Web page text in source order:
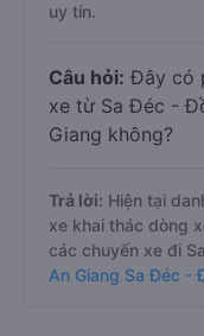
uy tín.
Câu hỏi: Đây có
xe từ Sa Đéc -
Giang không?
Trả lời: Hiện tại
xe khai thác dòng
các chuyến xe đi
An Giang Sa Đéc -